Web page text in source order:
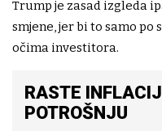
Trump je zasad izgleda
smjene, jer bi to samo
očima investitora.
RASTE
POTROŠNJU